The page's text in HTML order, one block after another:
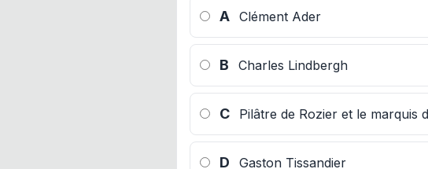
A Clément Ader
B Charles Lindbergh
C Pilâtre de Rozier et le marquis
D Gaston Tissandier